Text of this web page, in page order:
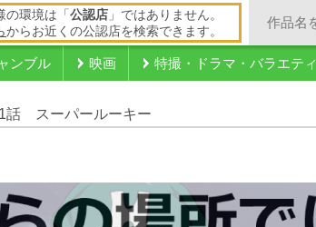
の環境は「 公認店 」ではありません。
からお近くの公認店を検索できます。
ンブル 映画 特撮・ドラマ・バラエティ
話 スーパールーキー